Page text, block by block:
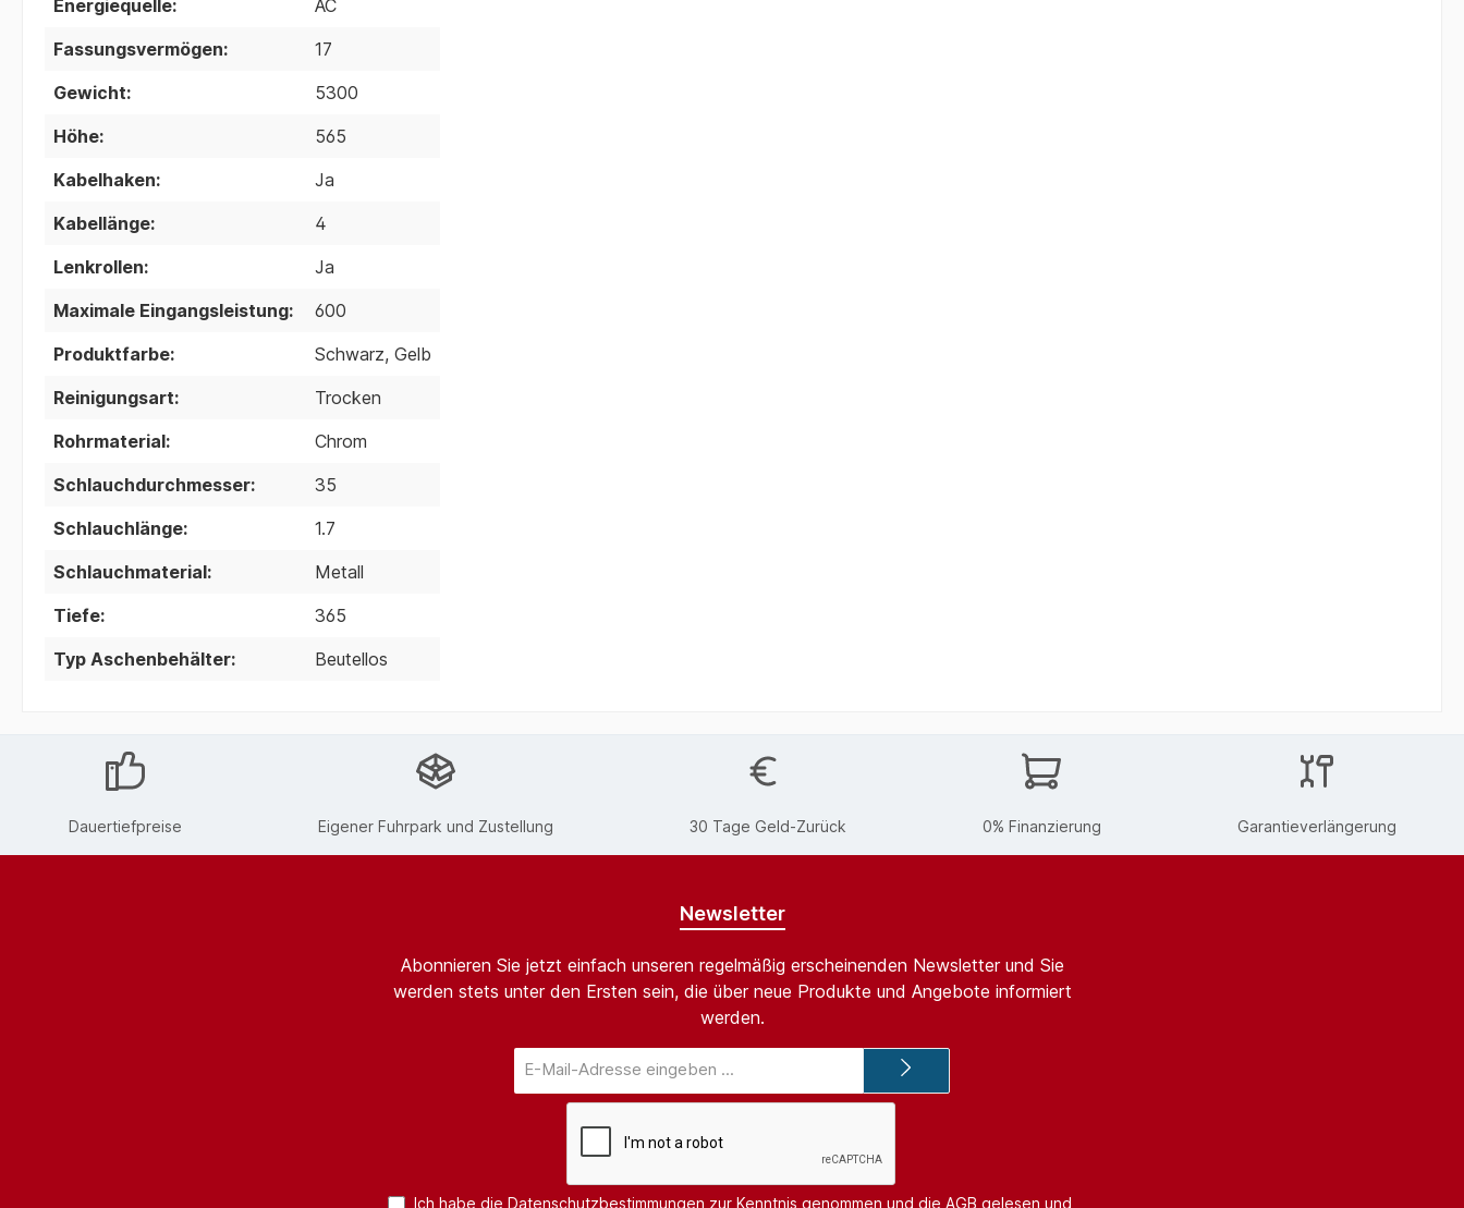
Energiequelle:
AC
Fassungsvermögen:
17
Gewicht:
5300
Höhe:
565
Kabelhaken:
Ja
Kabellänge:
4
Lenkrollen:
Ja
Maximale Eingangsleistung:
600
Produktfarbe:
Schwarz, Gelb
Reinigungsart:
Trocken
Rohrmaterial:
Chrom
Schlauchdurchmesser:
35
Schlauchlänge:
1.7
Schlauchmaterial:
Metall
Tiefe:
365
Typ Aschenbehälter:
Beutellos
Dauertiefpreise Eigener Fuhrpark und Zustellung 30 Tage Geld-Zurück 0% Finanzierung Garantieverlängerung
Newsletter
Abonnieren Sie jetzt einfach unseren regelmäßig erscheinenden Newsletter und Sie
werden stets unter den Ersten sein, die über neue Produkte und Angebote informiert
werden.
Mail-
Adresse*
Ich habe die Datenschutzbestimmungen zur Kenntnis genommen und die AGB gelesen und